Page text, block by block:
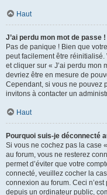
Haut
J’ai perdu mon mot de passe !
Pas de panique ! Bien que
peut facilement être
et cliquer sur « J’ai perdu mon
devriez être en mesure de
Cependant, si vous ne pouvez
invitons à contacter un
Haut
Pourquoi suis-je déconnecté
Si vous ne cochez pas la case
au forum, vous ne resterez
permet d’éviter que votre
connecté, veuillez cocher la
connexion au forum. Ceci
depuis un ordinateur public,